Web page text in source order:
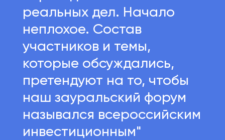
реальных дел. Начало
неплохое. Состав
участников и темы,
которые обсуждались,
претендуют на то, чтобы
наш зауральский форум
назывался всероссийским
инвестиционным"